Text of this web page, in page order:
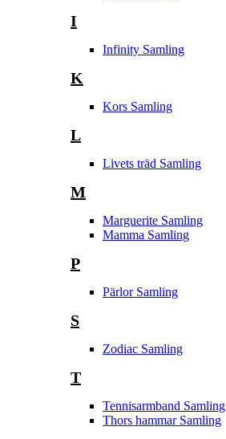
I
Infinity Samling
K
Kors Samling
L
Livets träd Samling
M
Marguerite Samling
Mamma Samling
P
Pärlor Samling
S
Zodiac Samling
T
Tennisarmband Samling
Thors hammar Samling